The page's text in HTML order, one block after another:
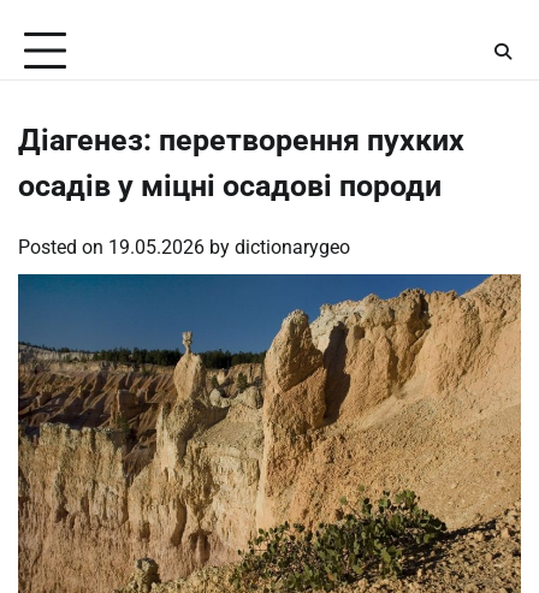
content
Діагенез: перетворення пухких
осадів у міцні осадові породи
Posted on 19.05.2026 by dictionarygeo